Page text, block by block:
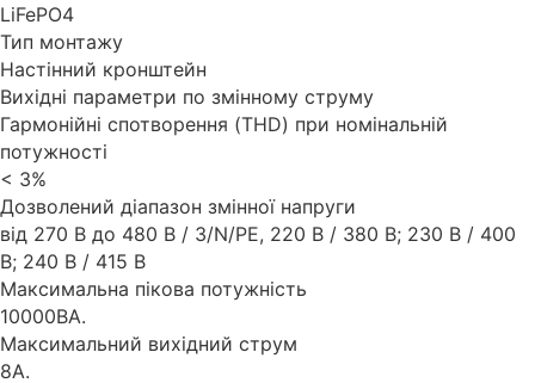
LiFePO4
Тип монтажу
Настінний кронштейн
Вихідні параметри по змінному струму
Гармонійні спотворення (THD) при номінальній
потужності
< 3%
Дозволений діапазон змінної напруги
від 270 В до 480 В / 3/N/PE, 220 В / 380 В; 230 В / 400
В; 240 В / 415 В
Максимальна пікова потужність
10000ВА.
Максимальний вихідний струм
8А.